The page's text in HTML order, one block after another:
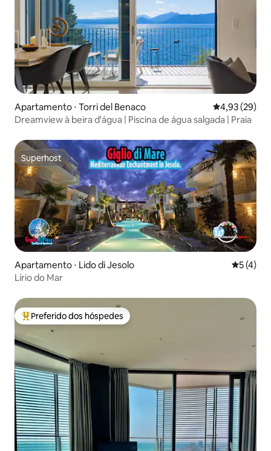
Apartamento ⋅ Torri del Benaco 4,93 de uma
4,93 (29)
Dreamview à beira d'água | Piscina de água salgada | Praia
Superhost
Superhost
Apartamento ⋅ Lido di Jesolo 5 de
5 (4)
Lírio do Mar
Entre os melhores preferidos dos hóspedes
Preferido dos hóspedes